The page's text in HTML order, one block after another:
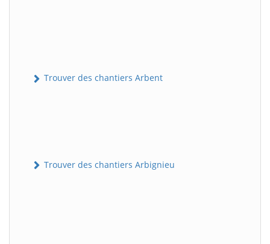
Trouver des chantiers Arbent
Trouver des chantiers Arbignieu